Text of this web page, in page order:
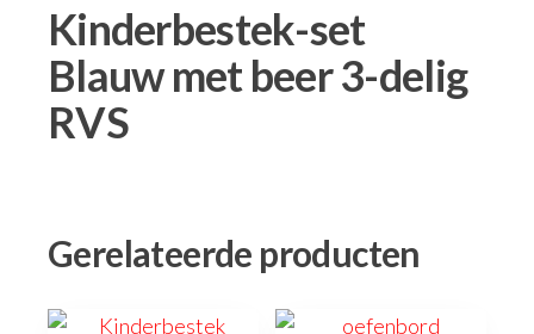
Kinderbestek-set
Blauw met beer 3-delig
RVS
Gerelateerde producten